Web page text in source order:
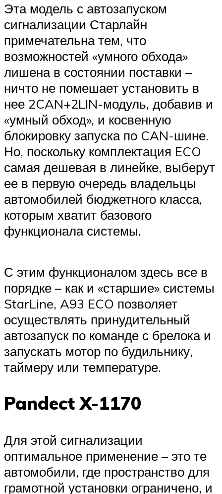
Эта модель с автозапуском
сигнализации Старлайн
примечательна тем, что
возможностей «умного обхода»
лишена в состоянии поставки –
ничто не помешает установить в
нее 2CAN+2LIN-модуль, добавив и
«умный обход», и косвенную
блокировку запуска по CAN-шине.
Но, поскольку комплектация ECO
самая дешевая в линейке, выберут
ее в первую очередь владельцы
автомобилей бюджетного класса,
которым хватит базового
функционала системы.
С этим функционалом здесь все в
порядке – как и «старшие» системы
StarLine, A93 ECO позволяет
осуществлять принудительный
автозапуск по команде с брелока и
запускать мотор по будильнику,
таймеру или температуре.
Pandect X-1170
Для этой сигнализации
оптимальное применение – это те
автомобили, где пространство для
грамотной установки ограничено, и